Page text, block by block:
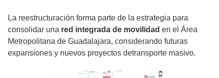
La reestructuración forma parte de la estrategia para
consolidar una red integrada de movilidad en el Área
Metropolitana de Guadalajara, considerando futuras
expansiones y nuevos proyectos detransporte masivo.